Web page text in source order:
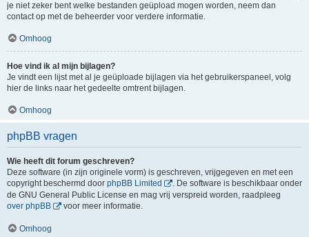
je niet zeker bent welke bestanden geüpload mogen worden, neem dan
contact op met de beheerder voor verdere informatie.
Omhoog
Hoe vind ik al mijn bijlagen?
Je vindt een lijst met al je geüploade bijlagen via het gebruikerspaneel, volg
hier de links naar het gedeelte omtrent bijlagen.
Omhoog
phpBB vragen
Wie heeft dit forum geschreven?
Deze software (in zijn originele vorm) is geschreven, vrijgegeven en met een
copyright beschermd door phpBB Limited
. De software is beschikbaar onder
de GNU General Public License en mag vrij verspreid worden, raadpleeg
over phpBB
voor meer informatie.
Omhoog